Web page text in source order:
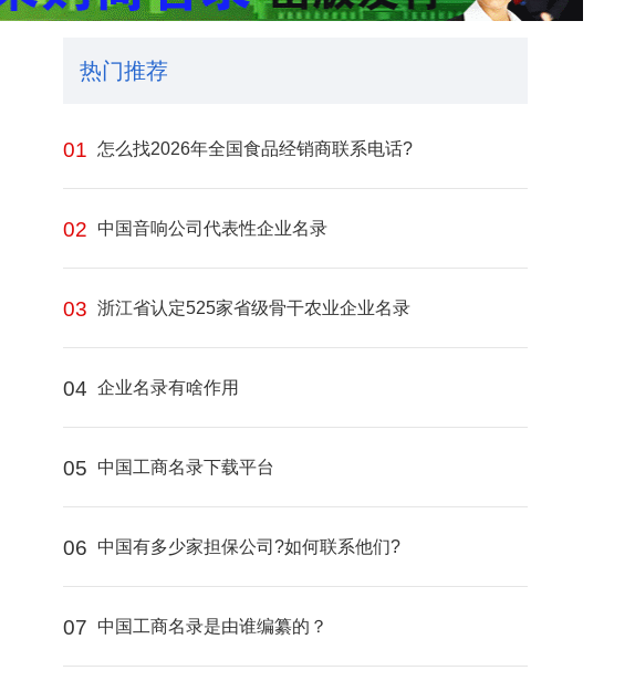
热门推荐
01 怎么找2026年全国食品经销商联系电话?
02 中国音响公司代表性企业名录
03 浙江省认定525家省级骨干农业企业​名录
04 企业名录有啥作用
05 中国工商名录下载平台
06 中国有多少家担保公司?如何联系他们?
07 中国工商名录是由谁编纂的？